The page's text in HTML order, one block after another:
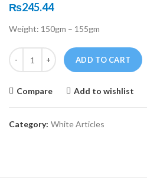
₨245.44
Weight: 150gm – 155gm
Quantity
ADD TO CART
Compare Add to wishlist
Category: White Articles
盾越來越大，往往這是ED
會變得更加嚴重。
鬆，便於陰莖快速充血達到
堅硬勃起。在醫學界和陽痿
望下，犀利士作為新一批藥
，有其優良特點。